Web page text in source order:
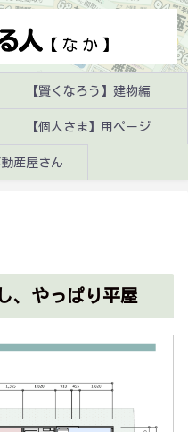
【賢くなろう】建物編
【個人さま】用ページ
産屋さん
、やっぱり平屋